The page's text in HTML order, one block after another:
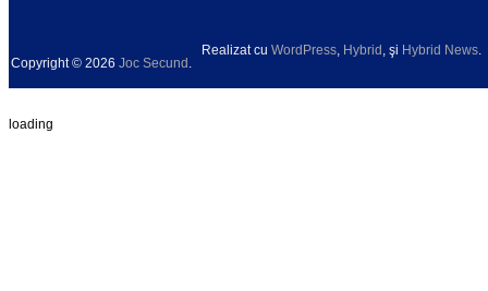
Copyright © 2026 Joc Secund .
Realizat cu WordPress, Hybrid , şi Hybrid News.
loading